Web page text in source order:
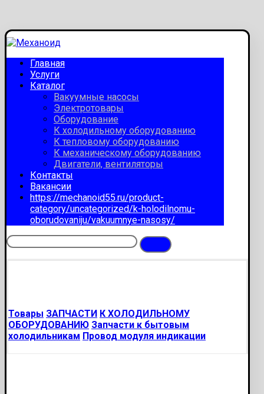
Главная
Услуги
Каталог
Вакуумные насосы
Электротовары
Оборудование
К холодильному оборудованию
К тепловому оборудованию
К механическому оборудованию
Двигатели, вентиляторы
Контакты
Вакансии
https://mechanoid55.ru/product-
category/uncategorized/k-holodilnomu-
oborudovaniju/vakuumnye-nasosy/
Товары ЗАПЧАСТИ К ХОЛОДИЛЬНОМУ
ОБОРУДОВАНИЮ Запчасти к бытовым
холодильникам Провод модуля индикации